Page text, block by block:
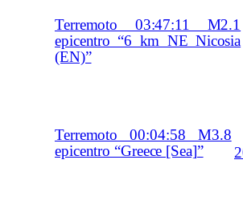
Terremoto 03:47:11 M2.1
epicentro “6 km NE Nicosia
(EN)”
Terremoto 00:04:58 M3.8
epicentro “Greece [Sea]”